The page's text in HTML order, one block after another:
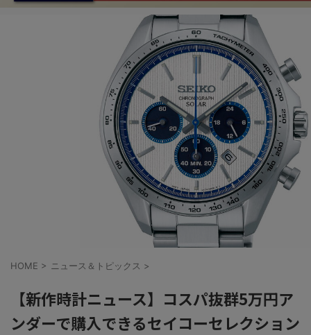
HOME > ニュース＆トピックス >
【新作時計ニュース】コスパ抜群5万円ア
ンダーで購入できるセイコーセレクション